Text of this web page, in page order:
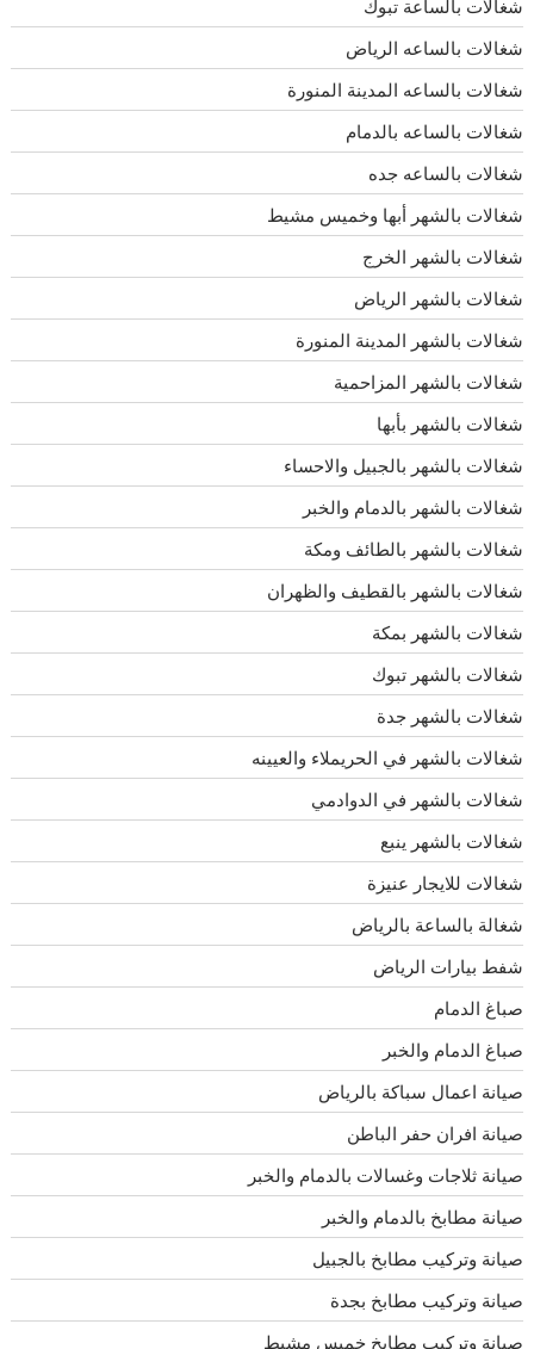
شغالات بالساعة تبوك
شغالات بالساعه الرياض
شغالات بالساعه المدينة المنورة
شغالات بالساعه بالدمام
شغالات بالساعه جده
شغالات بالشهر أبها وخميس مشيط
شغالات بالشهر الخرج
شغالات بالشهر الرياض
شغالات بالشهر المدينة المنورة
شغالات بالشهر المزاحمية
شغالات بالشهر بأبها
شغالات بالشهر بالجبيل والاحساء
شغالات بالشهر بالدمام والخبر
شغالات بالشهر بالطائف ومكة
شغالات بالشهر بالقطيف والظهران
شغالات بالشهر بمكة
شغالات بالشهر تبوك
شغالات بالشهر جدة
شغالات بالشهر في الحريملاء والعيينه
شغالات بالشهر في الدوادمي
شغالات بالشهر ينبع
شغالات للايجار عنيزة
شغالة بالساعة بالرياض
شفط بيارات الرياض
صباغ الدمام
صباغ الدمام والخبر
صيانة اعمال سباكة بالرياض
صيانة افران حفر الباطن
صيانة ثلاجات وغسالات بالدمام والخبر
صيانة مطابخ بالدمام والخبر
صيانة وتركيب مطابخ بالجبيل
صيانة وتركيب مطابخ بجدة
صيانة وتركيب مطابخ خميس مشيط